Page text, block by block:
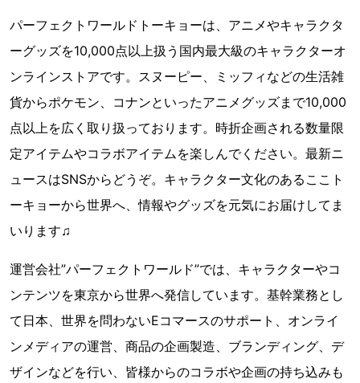
パーフェクトワールドトーキョーは、アニメやキャラクタ
ーグッズを10,000点以上扱う国内最大級のキャラクターオ
ンラインストアです。スヌーピー、ミッフィなどの生活雑
貨からポケモン、コナンといったアニメグッズまで10,000
点以上を広く取り扱っております。時折企画される数量限
定アイテムやコラボアイテムを楽しんでください。最新ニ
ュースはSNSからどうぞ。キャラクター文化のあるここト
ーキョーから世界へ、情報やグッズを元気にお届けしてま
いります♫
運営会社”パーフェクトワールド”では、キャラクターやコ
ンテンツを東京から世界へ発信しています。基幹業務とし
て日本、世界を問わないEコマースのサポート、オンライ
ンメディアの運営、商品の企画製造、ブランディング、デ
ザインなどを行い、皆様からのコラボや企画の持ち込みも